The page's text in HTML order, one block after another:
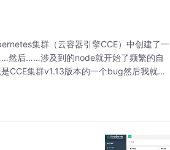
集群（云容器引擎CCE）中创建了一
然后……涉及到的node就开始了频繁的自
CCE集群v1.13版本的一个bug然后我就去